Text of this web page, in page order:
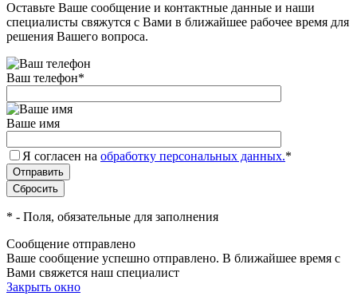
Оставьте Ваше сообщение и контактные данные и наши
специалисты свяжутся с Вами в ближайшее рабочее время для
решения Вашего вопроса.
Ваш телефон*
Ваше имя
Я согласен на обработку персональных данных.*
* - Поля, обязательные для заполнения
Сообщение отправлено
Ваше сообщение успешно отправлено. В ближайшее время с
Вами свяжется наш специалист
Закрыть окно